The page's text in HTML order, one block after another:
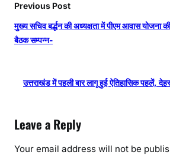
Previous Post
मुख्य सचिव बर्द्धन की अध्यक्षता में पीएम आवास योजना
बैठक सम्पन्न-
उत्तराखंड में पहली बार लागू हुई ऐतिहासिक पहलें,
Leave a Reply
Your email address will not be